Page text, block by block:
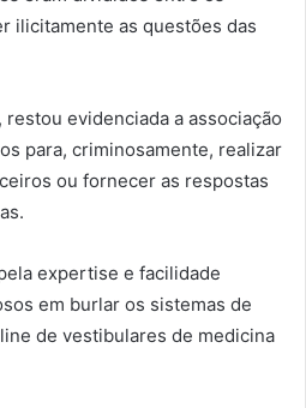
ilicitamente as questões das
evidenciada a associação
para, criminosamente, realizar
ou fornecer as respostas
expertise e facilidade
em burlar os sistemas de
de vestibulares de medicina